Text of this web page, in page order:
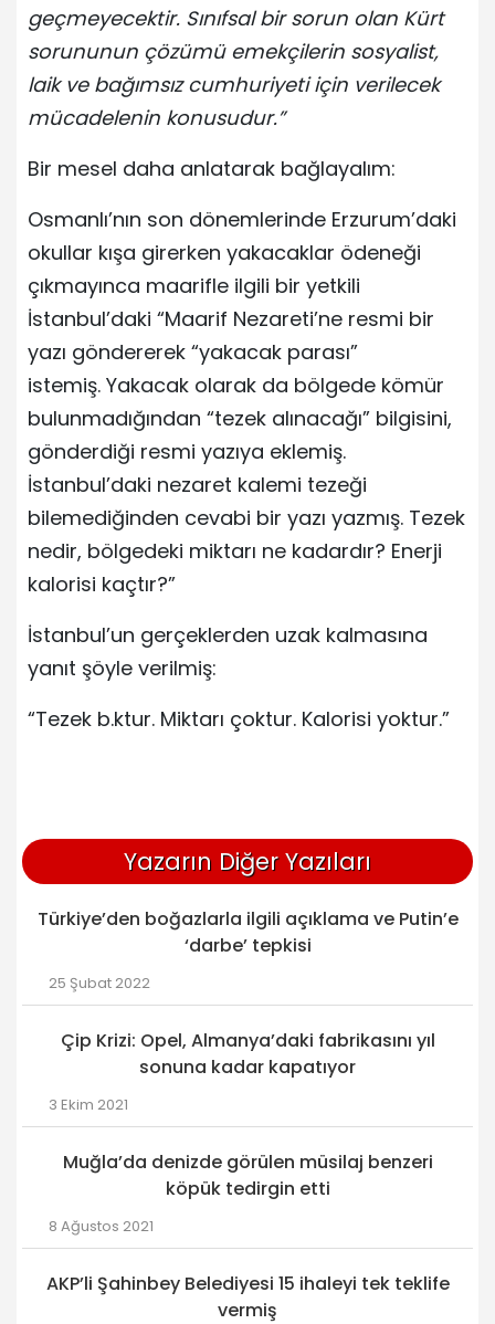
geçmeyecektir. Sınıfsal bir sorun olan Kürt
sorununun çözümü emekçilerin sosyalist,
laik ve bağımsız cumhuriyeti için verilecek
mücadelenin konusudur.”
Bir mesel daha anlatarak bağlayalım:
Osmanlı’nın son dönemlerinde Erzurum’daki
okullar kışa girerken yakacaklar ödeneği
çıkmayınca maarifle ilgili bir yetkili
İstanbul’daki “Maarif Nezareti’ne resmi bir
yazı göndererek “yakacak parası”
istemiş. Yakacak olarak da bölgede kömür
bulunmadığından “tezek alınacağı” bilgisini,
gönderdiği resmi yazıya eklemiş.
İstanbul’daki nezaret kalemi tezeği
bilemediğinden cevabi bir yazı yazmış. Tezek
nedir, bölgedeki miktarı ne kadardır? Enerji
kalorisi kaçtır?”
İstanbul’un gerçeklerden uzak kalmasına
yanıt şöyle verilmiş:
“Tezek b.ktur. Miktarı çoktur. Kalorisi yoktur.”
Yazarın Diğer Yazıları
Türkiye’den boğazlarla ilgili açıklama ve Putin’e
‘darbe’ tepkisi
25 Şubat 2022
Çip Krizi: Opel, Almanya’daki fabrikasını yıl
sonuna kadar kapatıyor
3 Ekim 2021
Muğla’da denizde görülen müsilaj benzeri
köpük tedirgin etti
8 Ağustos 2021
AKP’li Şahinbey Belediyesi 15 ihaleyi tek teklife
vermiş